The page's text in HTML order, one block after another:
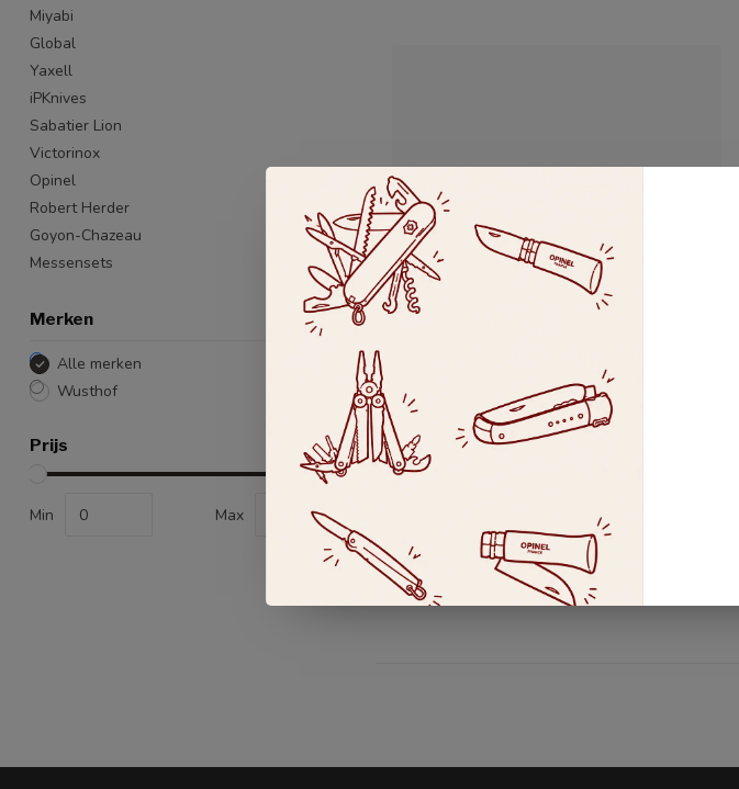
Miyabi
Global
Yaxell
iPKnives
Sabatier Lion
Victorinox
Opinel
Robert Herder
Goyon-Chazeau
Messensets
Merken
Alle merken
Wusthof
Prijs
Min Max
WUSTHOF
Classic White koksmes 16cm
Purple Yam-serie is ideaal voor het
€99,00
Op voorraad